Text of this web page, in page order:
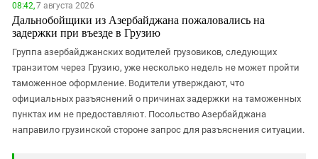
08:42,7 августа 2026
Дальнобойщики из Азербайджана пожаловались на
задержки при въезде в Грузию
Группа азербайджанских водителей грузовиков, следующих
транзитом через Грузию, уже несколько недель не может пройти
таможенное оформление. Водители утверждают, что
официальных разъяснений о причинах задержки на таможенных
пунктах им не предоставляют. Посольство Азербайджана
направило грузинской стороне запрос для разъяснения ситуации.